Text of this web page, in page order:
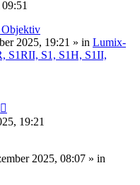
Objektiv
2025, 19:21 » in Lumix-
S1RII, S1, S1H, S1II,
19:21
2025, 08:07 » in